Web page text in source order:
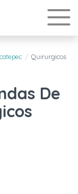
Quirurgicos
De